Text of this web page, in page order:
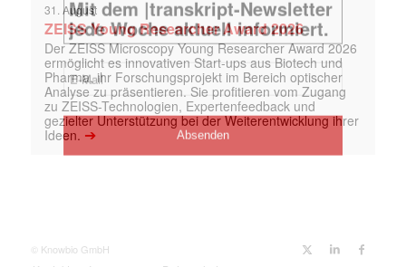
31. August
ZEISS Young Researcher Award 2026
Der ZEISS Microscopy Young Researcher Award 2026
ermöglicht es innovativen Start-ups aus Biotech und
Pharma, ihr Forschungsprojekt im Bereich optischer
Analyse zu präsentieren. Sie profitieren vom Zugang
zu ZEISS-Technologien, Expertenfeedback und
gezielter Unterstützung bei der Weiterentwicklung ihrer
Ideen. ➔
© Knowbio GmbH